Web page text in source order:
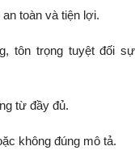
toàn và tiện lợi.
tôn trọng tuyệt đối sự
từ đầy đủ.
không đúng mô tả.